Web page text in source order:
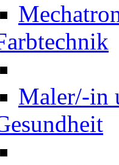
Maler/-in